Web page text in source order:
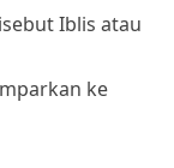
Iblis atau
ke